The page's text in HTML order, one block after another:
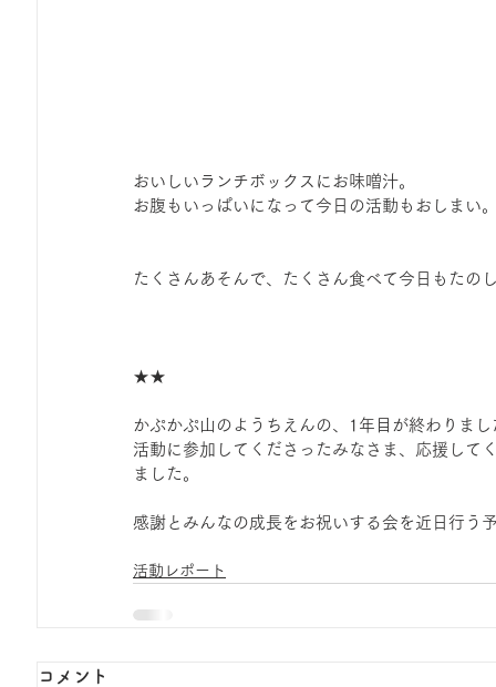
おいしいランチボックスにお味噌汁。
お腹もいっぱいになって今日の活動もおしまい
たくさんあそんで、たくさん食べて今日もたの
★★
かぷかぷ山のようちえんの、1年目が終わりまし
活動に参加してくださったみなさま、応援して
ました。
感謝とみんなの成長をお祝いする会を近日行う
活動レポート
コメント